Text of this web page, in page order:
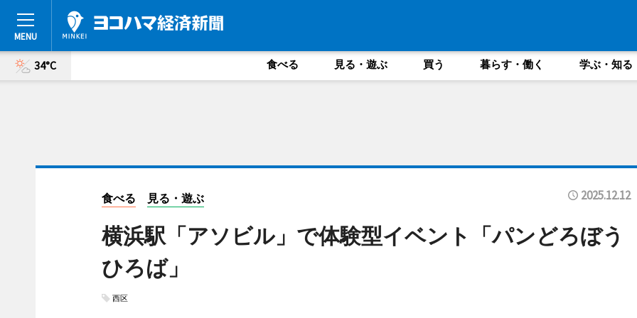
34°C 食べる 見る・遊ぶ 買う 暮らす・働く 学ぶ・知る
食べる 見る・遊ぶ 2025.12.12
横浜駅「アソビル」で体験型イベント「パンどろぼう
ひろば」
西区